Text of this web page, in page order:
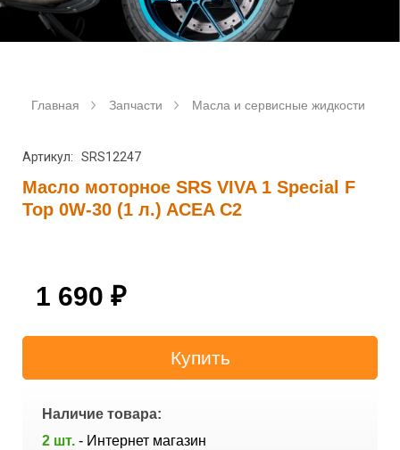
Главная Запчасти Масла и сервисные жидкости
Артикул: SRS12247
Масло моторное SRS VIVA 1 Special F
Top 0W-30 (1 л.) ACEA C2
1 690 ₽
Наличие товара:
2 шт. - Интернет магазин